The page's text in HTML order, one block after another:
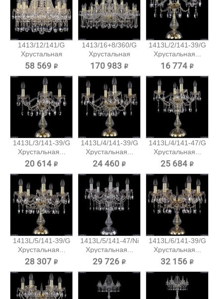
1413/12/141/G
Хрустальная
подвесная...
58 569 ₽
1413/16+8/360/G
Хрустальная
подвесная...
170 983 ₽
1413L/2/141-39/G
Хрустальная...
16 774 ₽
1413L/3/141-39/G
Хрустальная...
20 614 ₽
1413L/4/141-39/G
Хрустальная...
24 460 ₽
1413L/4/141-47/G
Хрустальная...
25 684 ₽
1413L/5/141-39/G
Хрустальная...
28 307 ₽
1413L/5/141-47/Ni
Хрустальная...
29 726 ₽
1413L/6/141-39/G
Хрустальная...
32 156 ₽